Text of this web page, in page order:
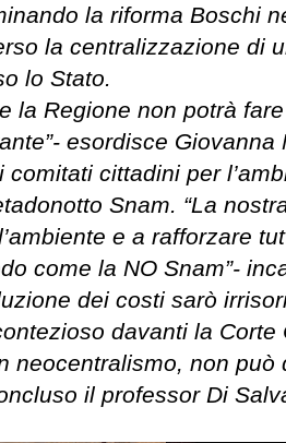
la riforma Boschi
la centralizzazione di
lo Stato.
la Regione non potrà
esordisce Giovanna
comitati cittadini per
Snam. “La
e a rafforzare
come la NO Snam”-
dei costi sarò
davanti la Corte
neocentralismo, non può
il professor Di